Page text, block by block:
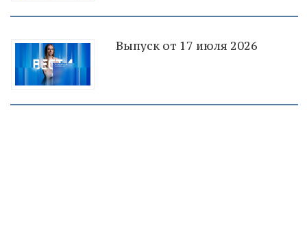
Выпуск от 17 июля 2026